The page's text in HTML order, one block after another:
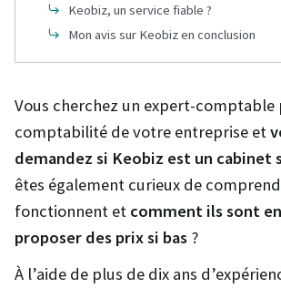
Keobiz, un service fiable ?
Mon avis sur Keobiz en conclusion
Vous cherchez un expert-comptable
comptabilité de votre entreprise et
demandez si Keobiz est un cabinet
êtes également curieux de
fonctionnent et comment ils sont
proposer des prix si bas ?
À l’aide de plus de dix ans